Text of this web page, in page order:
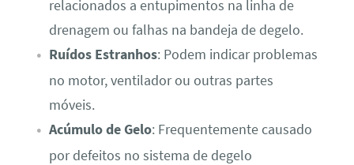
relacionados a entupimentos na linha de
drenagem ou falhas na bandeja de degelo.
Ruídos Estranhos: Podem indicar problemas
no motor, ventilador ou outras partes
móveis.
Acúmulo de Gelo: Frequentemente causado
por defeitos no sistema de degelo